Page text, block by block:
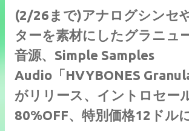
(2/26まで)アナログシンセ
ターを素材にしたグラニュ
音源、Simple Samples
Audio「HVYBONES
がリリース、イントロセー
80%OFF、特別価格12ドル